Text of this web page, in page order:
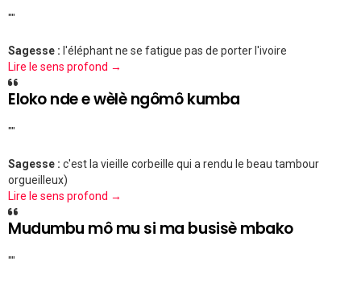
""
Sagesse : l'éléphant ne se fatigue pas de porter l'ivoire
Lire le sens profond →
Eloko nde e wèlè ngômô kumba
""
Sagesse : c'est la vieille corbeille qui a rendu le beau tambour
orgueilleux)
Lire le sens profond →
Mudumbu mô mu si ma busisè mbako
""